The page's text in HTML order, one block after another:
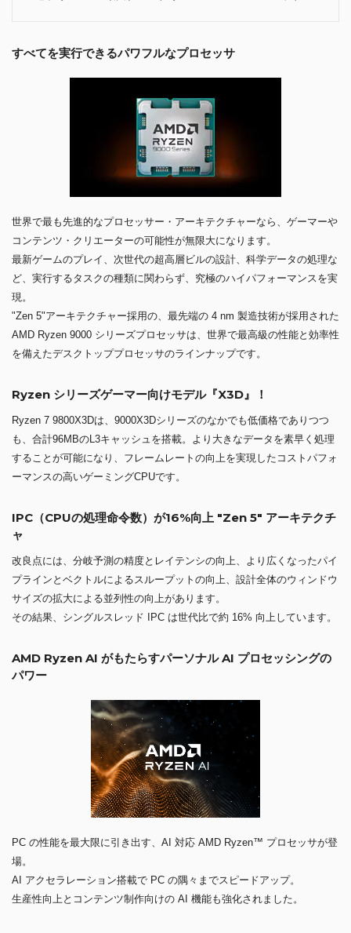
すべてを実行できるパワフルなプロセッサ
世界で最も先進的なプロセッサー・アーキテクチャーなら、ゲーマーや
コンテンツ・クリエーターの可能性が無限大になります。
最新ゲームのプレイ、次世代の超高層ビルの設計、科学データの処理な
ど、実行するタスクの種類に関わらず、究極のハイパフォーマンスを実
現。
"Zen 5"アーキテクチャー採用の、最先端の 4 nm 製造技術が採用された
AMD Ryzen 9000 シリーズプロセッサは、世界で最高級の性能と効率性
を備えたデスクトッププロセッサのラインナップです。
Ryzen シリーズゲーマー向けモデル『X3D』！
Ryzen 7 9800X3Dは、9000X3Dシリーズのなかでも低価格でありつつ
も、合計96MBのL3キャッシュを搭載。より大きなデータを素早く処理
することが可能になり、フレームレートの向上を実現したコストパフォ
ーマンスの高いゲーミングCPUです。
IPC（CPUの処理命令数）が16%向上 "Zen 5" アーキテクチ
ャ
改良点には、分岐予測の精度とレイテンシの向上、より広くなったパイ
プラインとベクトルによるスループットの向上、設計全体のウィンドウ
サイズの拡大による並列性の向上があります。
その結果、シングルスレッド IPC は世代比で約 16% 向上しています。
AMD Ryzen AI がもたらすパーソナル AI プロセッシングの
パワー
PC の性能を最大限に引き出す、AI 対応 AMD Ryzen™ プロセッサが登
場。
AI アクセラレーション搭載で PC の隅々までスピードアップ。
生産性向上とコンテンツ制作向けの AI 機能も強化されました。